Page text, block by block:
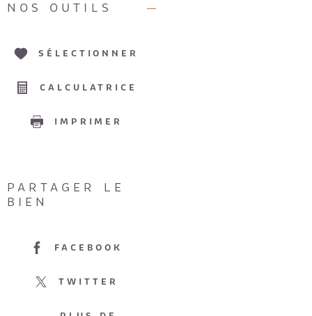
NOS OUTILS
SÉLECTIONNER
CALCULATRICE
IMPRIMER
PARTAGER LE
BIEN
FACEBOOK
TWITTER